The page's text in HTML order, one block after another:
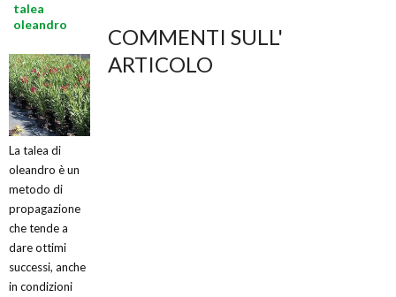
talea
oleandro
La talea di
oleandro è un
metodo di
propagazione
che tende a
dare ottimi
successi, anche
in condizioni
COMMENTI SULL'
ARTICOLO